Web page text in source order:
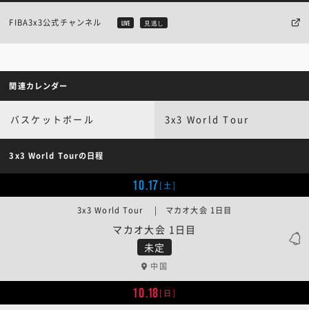
FIBA3x3公式チャンネル LIVE 見逃し
関連カレンダー
バスケットボール 3x3 World Tour
3x3 World Tourの日程
10.17[土]
未定
マカオ大会 1日目
3x3 World Tour | マカオ大会 1日目
中国
10.18[日]